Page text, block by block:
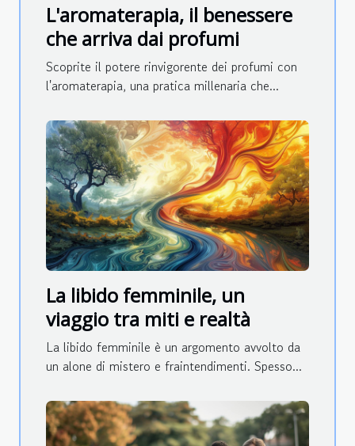
L'aromaterapia, il benessere
che arriva dai profumi
Scoprite il potere rinvigorente dei profumi con
l'aromaterapia, una pratica millenaria che...
La libido femminile, un
viaggio tra miti e realtà
La libido femminile è un argomento avvolto da
un alone di mistero e fraintendimenti. Spesso...